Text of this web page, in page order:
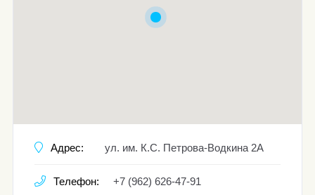
Адрес: ул. им. К.С. Петрова-Водкина 2А
Телефон: +7 (962) 626-47-91